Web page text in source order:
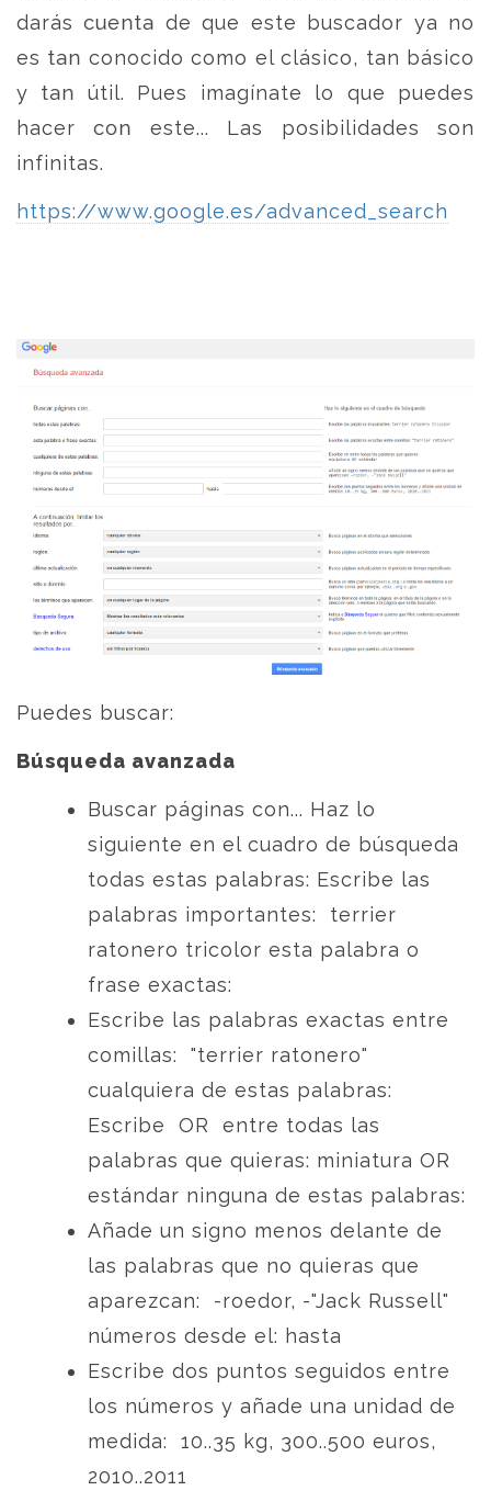
darás cuenta de que este buscador ya no
es tan conocido como el clásico, tan básico
y tan útil. Pues imagínate lo que puedes
hacer con este... Las posibilidades son
infinitas.
https://www.google.es/advanced_search
Puedes buscar:
Búsqueda avanzada
Buscar páginas con... Haz lo
siguiente en el cuadro de búsqueda
todas estas palabras: Escribe las
palabras importantes: terrier
ratonero tricolor esta palabra o
frase exactas:
Escribe las palabras exactas entre
comillas: "terrier ratonero"
cualquiera de estas palabras:
Escribe OR entre todas las
palabras que quieras: miniatura OR
estándar ninguna de estas palabras:
Añade un signo menos delante de
las palabras que no quieras que
aparezcan: -roedor, -"Jack Russell"
números desde el: hasta
Escribe dos puntos seguidos entre
los números y añade una unidad de
medida: 10..35 kg, 300..500 euros,
2010..2011